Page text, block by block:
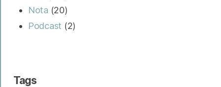
Nota (20)
Podcast (2)
Tags